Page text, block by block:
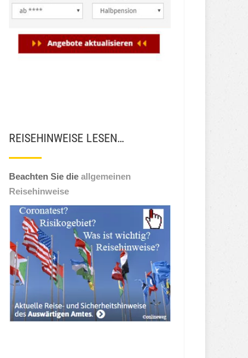
REISEHINWEISE LESEN…
Beachten Sie die allgemeinen
Reisehinweise